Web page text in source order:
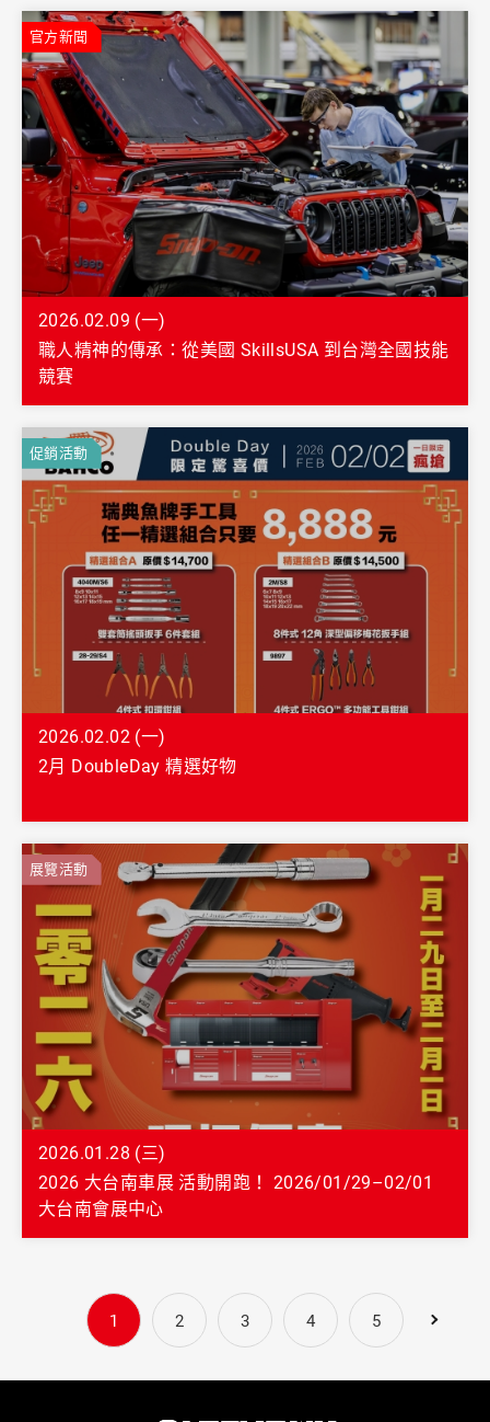
官方新聞
2026.02.09 (一)
職人精神的傳承：從美國 SkillsUSA 到台灣全國技能
競賽
促銷活動
2026.02.02 (一)
2月 DoubleDay 精選好物
展覽活動
2026.01.28 (三)
2026 大台南車展 活動開跑！ 2026/01/29–02/01
大台南會展中心
1 2 3 4 5